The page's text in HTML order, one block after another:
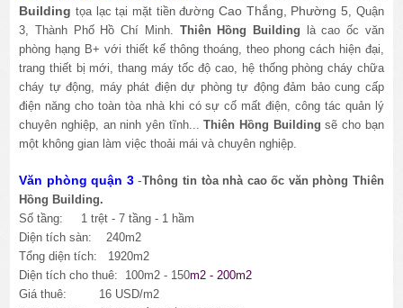
Building tọa lạc tại mặt tiền đườngCao Thắng, Phường 5 , Quận
3, Thành Phố Hồ Chí Minh. Thiên Hồng Building là cao ốc văn
phòng hạng B+ với thiết kế thông thoáng, theo phong cách hiện đại,
trang thiết bị mới, thang máy tốc độ cao, hệ thống phòng cháy chữa
cháy tự động, máy phát điện dự phòng tự động đảm bảo cung cấp
điện năng cho toàn tòa nhà khi có sự cố mất điện, công tác quản lý
chuyên nghiệp, an ninh yên tĩnh...Thiên Hồng Building sẽ cho bạn
một không gian làm việc thoải mái và chuyên nghiệp.
Văn phòng quận 3-Thông tin tòa nhà cao ốc văn phòng Thiên
Hồng Building.
Số tầng: 1 trệt - 7 tầng - 1 hầm
Diện tích sàn: 240m2
Tổng diện tích: 1920m2
Diện tích cho thuê: 100m2 - 150m2 - 200m2
Giá thuê: 16 USD/m2